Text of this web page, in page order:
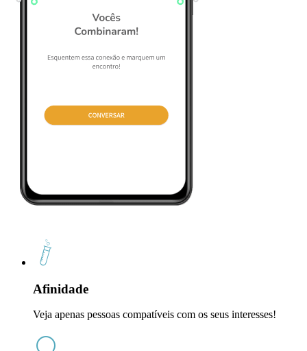
Afinidade
Veja apenas pessoas compatíveis com os seus interesses!